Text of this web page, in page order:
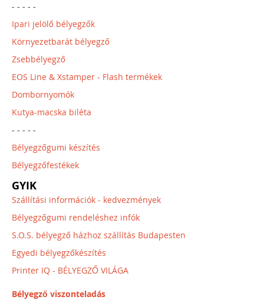
- - - - -
Ipari jelölő bélyegzők
Környezetbarát bélyegző
Zsebbélyegző
EOS Line & Xstamper - Flash termékek
Dombornyomók
Kutya-macska biléta
- - - - -
Bélyegzőgumi készítés
Bélyegzőfestékek
GYIK
Szállítási információk - kedvezmények
Bélyegzőgumi rendeléshez infók
S.O.S. bélyegző házhoz szállítás Budapesten
Egyedi bélyegzőkészítés
Printer IQ - BÉLYEGZŐ VILÁGA
Bélyegző viszonteladás